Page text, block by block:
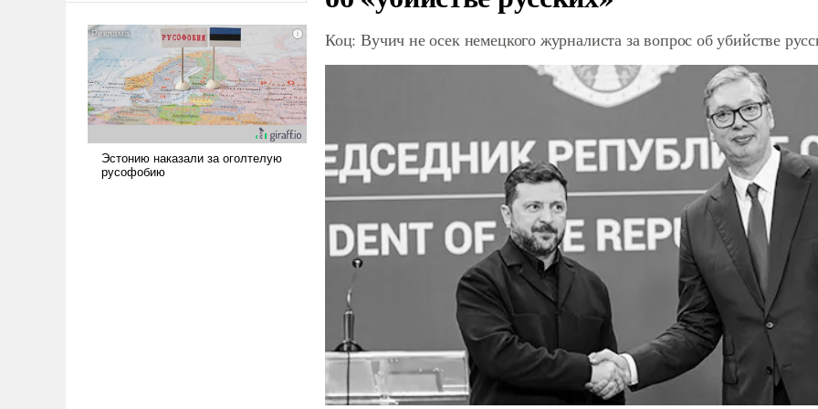
и ее реализация радикально
поднимет наши боевые
возможности.
Коц: Вучич не осек немецкого журналиста за вопрос об убийстве